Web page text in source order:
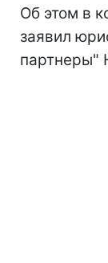
Об этом в
заявил
партнеры"